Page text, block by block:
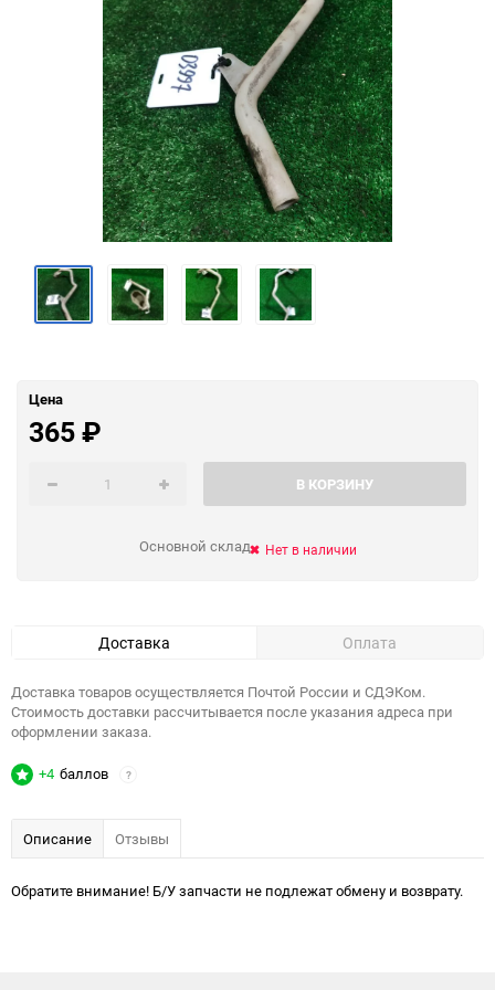
Цена
365₽
В КОРЗИНУ
Основной склад Нет в наличии
Доставка Оплата
Доставка товаров осуществляется Почтой России и СДЭКом.
Стоимость доставки рассчитывается после указания адреса при
оформлении заказа.
+4 баллов ?
Описание Отзывы
Обратите внимание! Б/У запчасти не подлежат обмену и возврату.